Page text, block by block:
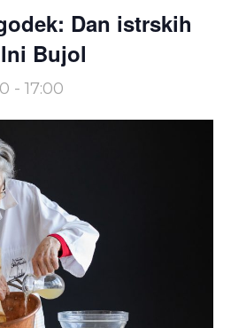
Dan istrskih
Bujol
- 17:00